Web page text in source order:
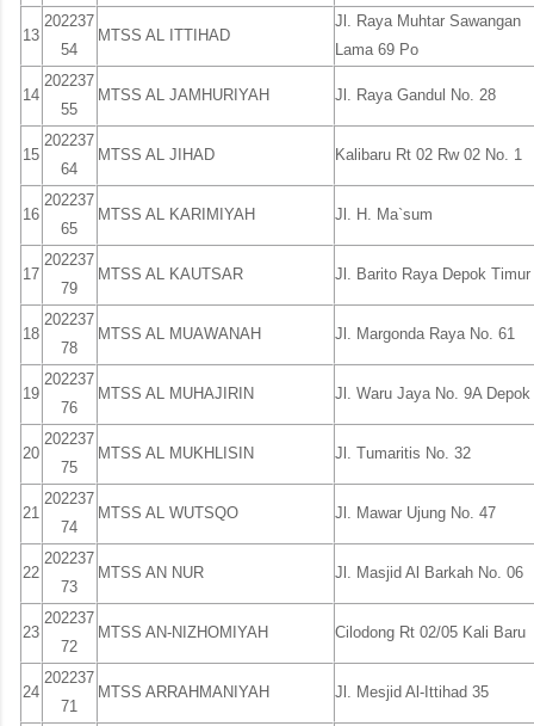
13
202237
54
MTSS AL ITTIHAD
Jl. Raya Muhtar Sawangan
Lama 69 Po
14
202237
55
MTSS AL JAMHURIYAH Jl. Raya Gandul No. 28
15
202237
64
MTSS AL JIHAD Kalibaru Rt 02 Rw 02 No. 1
16
202237
65
MTSS AL KARIMIYAH Jl. H. Ma`sum
17
202237
79
MTSS AL KAUTSAR Jl. Barito Raya Depok Timur
18
202237
78
MTSS AL MUAWANAH Jl. Margonda Raya No. 61
19
202237
76
MTSS AL MUHAJIRIN Jl. Waru Jaya No. 9A Depok
20
202237
75
MTSS AL MUKHLISIN Jl. Tumaritis No. 32
21
202237
74
MTSS AL WUTSQO Jl. Mawar Ujung No. 47
22
202237
73
MTSS AN NUR Jl. Masjid Al Barkah No. 06
23
202237
72
MTSS AN-NIZHOMIYAH Cilodong Rt 02/05 Kali Baru
24
202237
71
MTSS ARRAHMANIYAH Jl. Mesjid Al-Ittihad 35